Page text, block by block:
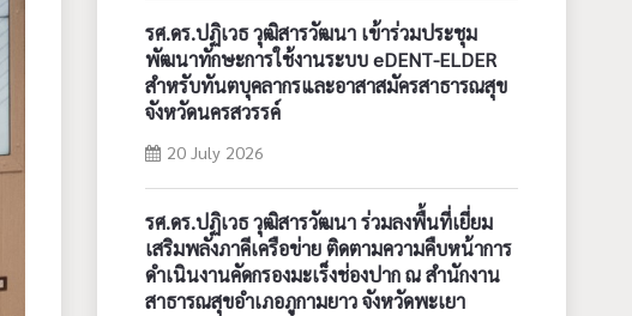
รศ.ดร.ปฏิเวธ วุฒิสารวัฒนา เข้าร่วมประชุม
พัฒนาทักษะการใช้งานระบบ eDENT-ELDER
สำหรับทันตบุคลากรและอาสาสมัครสาธารณสุข
จังหวัดนครสวรรค์
20 July 2026
รศ.ดร.ปฏิเวธ วุฒิสารวัฒนา ร่วมลงพื้นที่เยี่ยม
เสริมพลังภาคีเครือข่าย ติดตามความคืบหน้าการ
ดำเนินงานคัดกรองมะเร็งช่องปาก ณ สำนักงาน
สาธารณสุขอำเภอภูกามยาว จังหวัดพะเยา